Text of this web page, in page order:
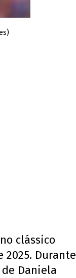
clássico
2025. Durante
Daniela